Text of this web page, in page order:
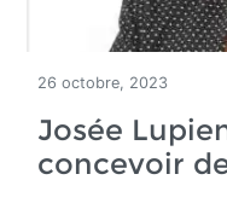
26 octobre, 2023
Josée
concevoir